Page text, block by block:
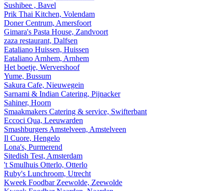
Sushibee , Bavel
Prik Thai Kitchen, Volendam
Doner Centrum, Amersfoort
Gimara's Pasta House, Zandvoort
zaza restaurant, Dalfsen
Eataliano Huissen, Huissen
Eataliano Arnhem, Arnhem
Het boetje, Wervershoof
Yume, Bussum
Sakura Cafe, Nieuwegein
Sarnami & Indian Catering, Pijnacker
Sahiner, Hoorn
Smaakmakers Catering & service, Swifterbant
Eccoci Qua, Leeuwarden
Smashburgers Amstelveen, Amstelveen
Il Cuore, Hengelo
Lona's, Purmerend
Sitedish Test, Amsterdam
't Smulhuis Otterlo, Otterlo
Ruby's Lunchroom, Utrecht
Kweek Foodbar Zeewolde, Zeewolde